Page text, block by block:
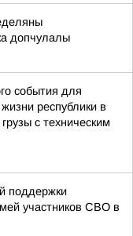
допчулалы
события для
республики в
с техническим
поддержки
участников СВО в